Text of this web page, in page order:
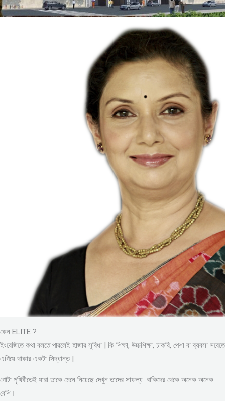
কেন ELITE ?
ইংরেজিতে কথা বলতে পারলেই হাজার সুবিধা | কি শিক্ষা, উচ্চশিক্ষা, চাকরি, পেশা বা ব্যবসা সবেতে
এগিয়ে থাকার একটা সিদ্ধান্ত |
গোটা পৃথিবীতেই যারা তাকে মেনে নিয়েছে দেখুন তাদের সাফল্য বাকিদের থেকে অনেক অনেক
বেশি।